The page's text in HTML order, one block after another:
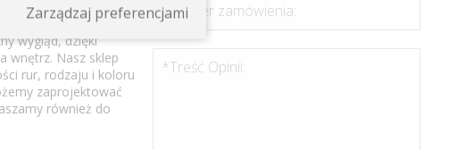
firany. Wysokiej
wygląd, dzięki
wnętrz. Nasz sklep
rur, rodzaju i koloru
zaprojektować
również do
*Numer zamówienia:
*Treść Opinii:
Zarządzaj preferencjami